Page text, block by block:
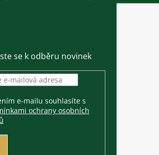
se k odběru novinek
e-mailu souhlasíte s
ochrany osobních